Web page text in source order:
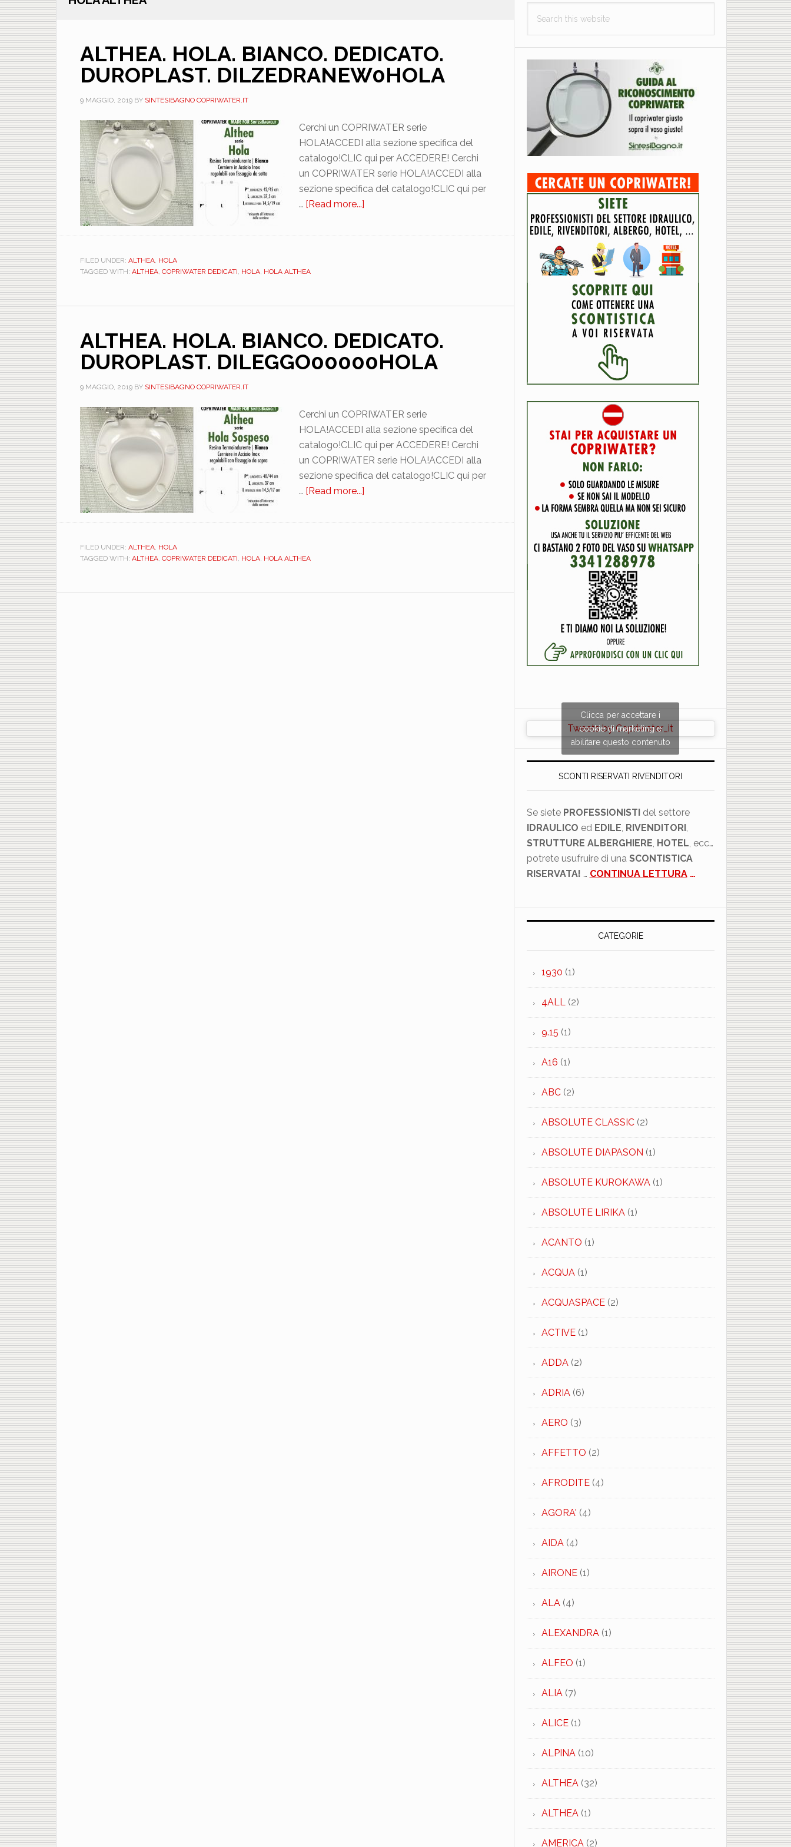
ALTHEA. HOLA. BIANCO. DEDICATO.
DUROPLAST. DILZEDRANEW0HOLA
9 MAGGIO, 2019BY SINTESIBAGNO COPRIWATER.IT
Cerchi un COPRIWATER serie
HOLA!ACCEDI alla sezione specifica del
catalogo!CLIC qui per ACCEDERE! Cerchi
un COPRIWATER serie HOLA!ACCEDI alla
sezione specifica del catalogo!CLIC qui per
… [Read more...]
HOLA.
FILED UNDER: ALTHEA, HOLA
TAGGED WITH: ALTHEA, COPRIWATER DEDICATI, HOLA, HOLA ALTHEA
ALTHEA. HOLA. BIANCO. DEDICATO.
DUROPLAST. DILEGGO00000HOLA
9 MAGGIO, 2019BY SINTESIBAGNO COPRIWATER.IT
Cerchi un COPRIWATER serie
HOLA!ACCEDI alla sezione specifica del
catalogo!CLIC qui per ACCEDERE! Cerchi
un COPRIWATER serie HOLA!ACCEDI alla
sezione specifica del catalogo!CLIC qui per
… [Read more...]
HOLA.
FILED UNDER: ALTHEA, HOLA
TAGGED WITH: ALTHEA, COPRIWATER DEDICATI, HOLA, HOLA ALTHEA
this
Tweets by Copriwater_it
Clicca per accettare i
cookie di marketing e
abilitare questo contenuto
SCONTI RISERVATI RIVENDITORI
Se siete PROFESSIONISTIdel settore
IDRAULICO ed EDILE, RIVENDITORI,
STRUTTURE ALBERGHIERE, HOTEL, ecc…
potrete usufruire di una SCONTISTICA
RISERVATA! … CONTINUA LETTURA…
CATEGORIE
1930 (1)
4ALL(2)
9.15 (1)
A16 (1)
ABC(2)
ABSOLUTE CLASSIC(2)
ABSOLUTE DIAPASON (1)
ABSOLUTE KUROKAWA(1)
ABSOLUTE LIRIKA(1)
ACANTO (1)
ACQUA(1)
ACQUASPACE(2)
ACTIVE(1)
ADDA(2)
ADRIA(6)
AERO (3)
AFFETTO (2)
AFRODITE(4)
AGORA' (4)
AIDA(4)
AIRONE(1)
ALA(4)
ALEXANDRA(1)
ALFEO (1)
ALIA(7)
ALICE(1)
ALPINA(10)
ALTHEA(32)
ALTHEA(1)
AMERICA(2)
×